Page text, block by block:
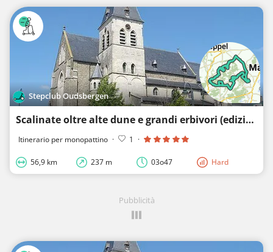
Stepclub Oudsbergen
Scalinate oltre alte dune e grandi erbivori (edizione Stepclub Oudsbergen)
Itinerario per monopattino · 1 ·
56,9 km 237 m 03o47 Hard
Pubblicità